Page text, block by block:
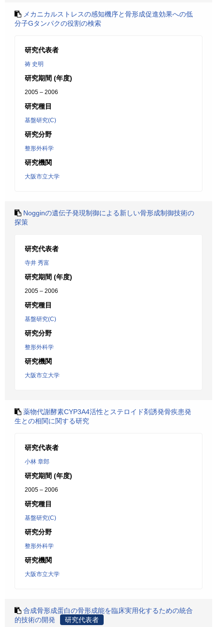
メカニカルストレスの感知機序と骨形成促進効果への低
分子Gタンパクの役割の検索
研究代表者
祷 史明
研究期間 (年度)
2005 – 2006
研究種目
基盤研究(C)
研究分野
整形外科学
研究機関
大阪市立大学
Nogginの遺伝子発現制御による新しい骨形成制御技術の
探策
研究代表者
寺井 秀富
研究期間 (年度)
2005 – 2006
研究種目
基盤研究(C)
研究分野
整形外科学
研究機関
大阪市立大学
薬物代謝酵素CYP3A4活性とステロイド剤誘発骨疾患発
生との相関に関する研究
研究代表者
小林 章郎
研究期間 (年度)
2005 – 2006
研究種目
基盤研究(C)
研究分野
整形外科学
研究機関
大阪市立大学
合成骨形成蛋白の骨形成能を臨床実用化するための統合
的技術の開発
研究代表者